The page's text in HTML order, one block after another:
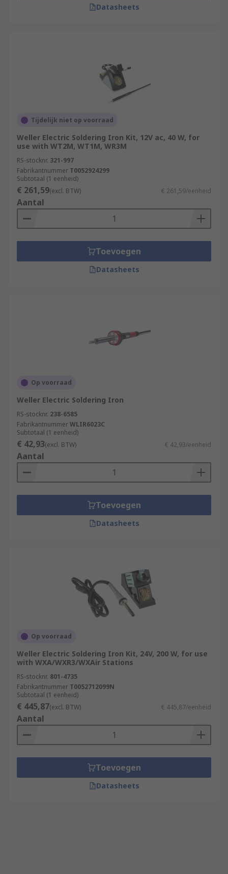
Datasheets
Tijdelijk niet op voorraad
Weller Electric Soldering Iron Kit, 12V ac, 40 W, for
use with WT2M, WT1M, WR3M
RS-stocknr. 321-997
Fabrikantnummer T0052924299
Subtotaal (1 eenheid)
€ 261,59(excl. BTW) € 261,59/eenheid
Aantal
Toevoegen
Datasheets
Op voorraad
Weller Electric Soldering Iron
RS-stocknr. 238-6585
FabrikantnummerWLIR6023C
Subtotaal (1 eenheid)
€ 42,93(excl. BTW) € 42,93/eenheid
Aantal
Toevoegen
Datasheets
Op voorraad
Weller Electric Soldering Iron Kit, 24V, 200 W, for use
with WXA/WXR3/WXAir Stations
RS-stocknr. 801-4735
Fabrikantnummer T0052712099N
Subtotaal (1 eenheid)
€ 445,87(excl. BTW) € 445,87/eenheid
Aantal
Toevoegen
Datasheets